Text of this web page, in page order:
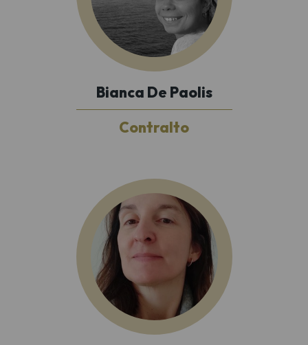
Bianca De Paolis
Contralto